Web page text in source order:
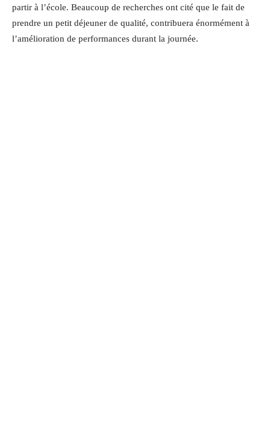
partir à l’école. Beaucoup de recherches ont cité que le fait de
prendre un petit déjeuner de qualité, contribuera énormément à
l’amélioration de performances durant la journée.